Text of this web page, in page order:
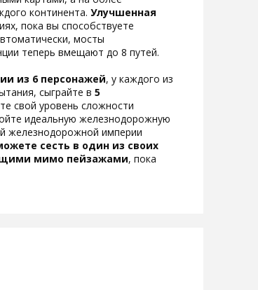
континента. Улучшенная
пока вы способствуете
мосты
теперь вмещают до 8 путей.
из 6 персонажей, у каждого из
сыграйте в 5
свой уровень сложности
идеальную железнодорожную
железнодорожной империи
сесть в один из своих
мимо пейзажами, пока